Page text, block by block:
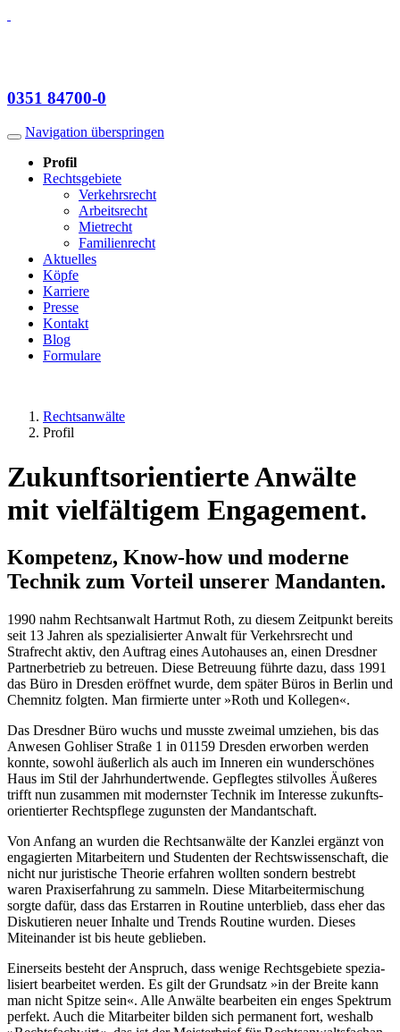
0351 84700-0
Navigation überspringen
Profil
Rechts­gebiete
Verkehrsrecht
Arbeitsrecht
Mietrecht
Famili­enrecht
Aktuelles
Köpfe
Karriere
Presse
Kontakt
Blog
Formulare
Rechts­anwälte
Profil
Zukunfts­ori­en­tierte Anwälte
mit vielfältigem Engagement.
Kompetenz, Know-how und moderne
Technik zum Vorteil unserer Mandanten.
1990 nahm Rechts­anwalt Hartmut Roth, zu diesem Zeitpunkt bereits
seit 13 Jahren als spezia­li­sierter Anwalt für Verkehrsrecht und
Strafrecht aktiv, den Auftrag eines Autohauses an, einen Dresdner
Partner­betrieb zu betreuen. Diese Betreuung führte dazu, dass 1991
das Büro in Dresden eröffnet wurde, dem später Büros in Berlin und
Chemnitz folgten. Man firmierte unter »Roth und Kollegen«.
Das Dresdner Büro wuchs und musste zweimal umziehen, bis das
Anwesen Gohliser Straße 1 in 01159 Dresden erworben werden
konnte, sowohl äußerlich als auch im Inneren ein wunder­schönes
Haus im Stil der Jahrhun­dertwende. Gepflegtes stilvolles Äußeres
trifft nun zusammen mit modernster Technik im Interesse zukunfts­
ori­en­tierter Rechts­pflege zugunsten der Mandant­schaft.
Von Anfang an wurden die Rechts­anwälte der Kanzlei ergänzt von
engagierten Mitarbeitern und Studenten der Rechts­wis­sen­schaft, die
nicht nur juristische Theorie erfahren wollten sondern bestrebt
waren Praxis­er­fahrung zu sammeln. Diese Mitarbei­ter­mi­schung
sorgte dafür, dass das Erstarren in Routine unterblieb, dass eher das
Diskutieren neuer Inhalte und Trends Routine wurden. Dieses
Miteinander ist bis heute geblieben.
Einerseits besteht der Anspruch, dass wenige Rechts­gebiete spezia­
lisiert bearbeitet werden. Es gilt der Grundsatz »in der Breite kann
man nicht Spitze sein«. Alle Anwälte bearbeiten ein enges Spektrum
perfekt. Auch die Mitarbeiter bilden sich permanent fort, weshalb